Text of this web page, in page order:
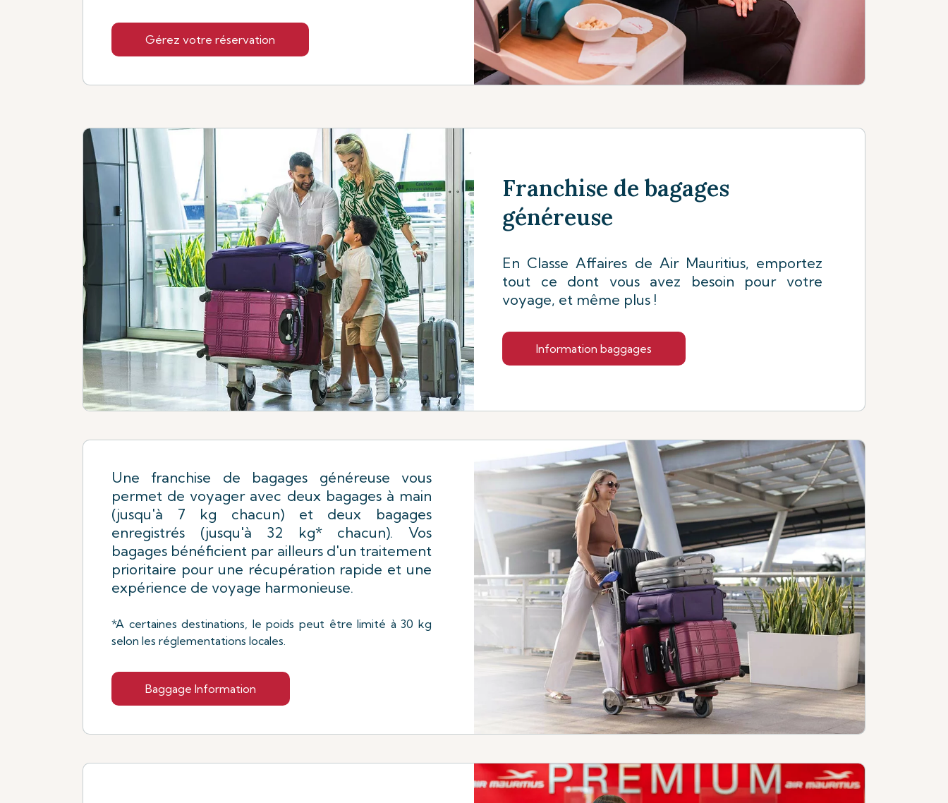
Gérez votre réservation
Franchise de bagages
généreuse
En Classe Affaires de Air Mauritius, emportez
tout ce dont vous avez besoin pour votre
voyage, et même plus !
Information baggages
Une franchise de bagages généreuse vous
permet de voyager avec deux bagages à main
(jusqu'à 7 kg chacun) et deux bagages
enregistrés (jusqu'à 32 kg* chacun). Vos
bagages bénéficient par ailleurs d'un traitement
prioritaire pour une récupération rapide et une
expérience de voyage harmonieuse.
*A certaines destinations, le poids peut être limité à 30 kg
selon les réglementations locales.
Baggage Information